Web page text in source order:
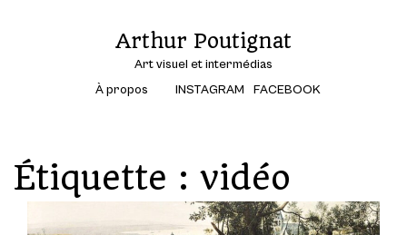
Arthur Poutignat
Art visuel et intermédias
À propos
INSTAGRAM FACEBOOK
Étiquette : vidéo